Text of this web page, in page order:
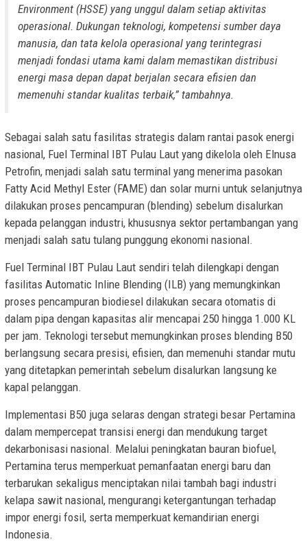
Environment (HSSE) yang unggul dalam setiap aktivitas
operasional. Dukungan teknologi, kompetensi sumber daya
manusia, dan tata kelola operasional yang terintegrasi
menjadi fondasi utama kami dalam memastikan distribusi
energi masa depan dapat berjalan secara efisien dan
memenuhi standar kualitas terbaik,” tambahnya.
Sebagai salah satu fasilitas strategis dalam rantai pasok energi
nasional, Fuel Terminal IBT Pulau Laut yang dikelola oleh Elnusa
Petrofin, menjadi salah satu terminal yang menerima pasokan
Fatty Acid Methyl Ester (FAME) dan solar murni untuk selanjutnya
dilakukan proses pencampuran (blending) sebelum disalurkan
kepada pelanggan industri, khususnya sektor pertambangan yang
menjadi salah satu tulang punggung ekonomi nasional.
Fuel Terminal IBT Pulau Laut sendiri telah dilengkapi dengan
fasilitas Automatic Inline Blending (ILB) yang memungkinkan
proses pencampuran biodiesel dilakukan secara otomatis di
dalam pipa dengan kapasitas alir mencapai 250 hingga 1.000 KL
per jam. Teknologi tersebut memungkinkan proses blending B50
berlangsung secara presisi, efisien, dan memenuhi standar mutu
yang ditetapkan pemerintah sebelum disalurkan langsung ke
kapal pelanggan.
Implementasi B50 juga selaras dengan strategi besar Pertamina
dalam mempercepat transisi energi dan mendukung target
dekarbonisasi nasional. Melalui peningkatan bauran biofuel,
Pertamina terus memperkuat pemanfaatan energi baru dan
terbarukan sekaligus menciptakan nilai tambah bagi industri
kelapa sawit nasional, mengurangi ketergantungan terhadap
impor energi fosil, serta memperkuat kemandirian energi
Indonesia.